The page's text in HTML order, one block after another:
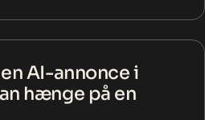
AI-annonce i
hænge på en